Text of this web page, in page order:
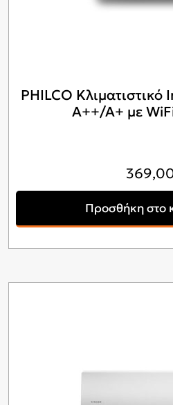
PHILCO
A++/A+ με
Προσθήκη στο